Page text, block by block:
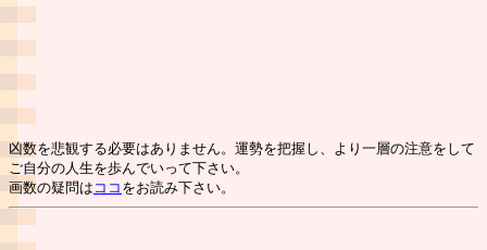
凶数を悲観する必要はありません。運勢を把握し、より一層の注意をして
ご自分の人生を歩んでいって下さい。
画数の疑問は ココ をお読み下さい。